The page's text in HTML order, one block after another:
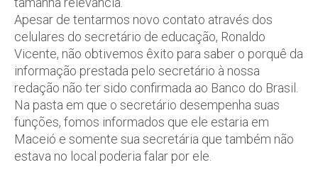
Apesar de tentarmos novo contato através dos
celulares do secretário de educação, Ronaldo
Vicente, não obtivemos êxito para saber o porquê da
informação prestada pelo secretário à nossa
redação não ter sido confirmada ao Banco do Brasil.
Na pasta em que o secretário desempenha suas
funções, fomos informados que ele estaria em
Maceió e somente sua secretária que também não
estava no local poderia falar por ele.